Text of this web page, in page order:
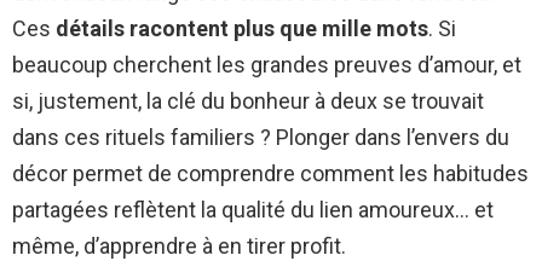
Ces détails racontent plus que mille mots. Si
beaucoup cherchent les grandes preuves d’amour, et
si, justement, la clé du bonheur à deux se trouvait
dans ces rituels familiers ? Plonger dans l’envers du
décor permet de comprendre comment les habitudes
partagées reflètent la qualité du lien amoureux… et
même, d’apprendre à en tirer profit.